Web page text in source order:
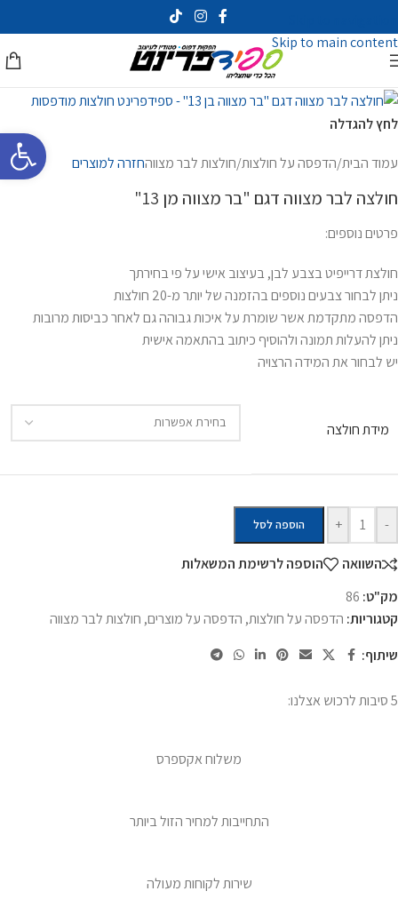
פתח
Skip to main content
לחץ להגדלה
עמוד הבית/הדפסה על חולצות/חולצות לבר מצווהחזרה למוצרים
חולצה לבר מצווה דגם "בר מצווה מן 13"
פרטים נוספים:
חולצת דרייפיט בצבע לבן, בעיצוב אישי על פי בחירתך
ניתן לבחור צבעים נוספים בהזמנה של יותר מ-20 חולצות
הדפסה מתקדמת אשר שומרת על איכות גבוהה גם לאחר כביסות מרובות
ניתן להעלות תמונה ולהוסיף כיתוב בהתאמה אישית
יש לבחור את המידה הרצויה
מידת חולצה
-
+ הוספה לסל
השוואה
הוספה לרשימת המשאלות
מק"ט: 86
קטגוריות: הדפסה על חולצות, הדפסה על מוצרים, חולצות לבר מצווה
שיתוף:
5 סיבות לרכוש אצלנו:
משלוח אקספרס
התחייבות למחיר הזול ביותר
שירות לקוחות מעולה